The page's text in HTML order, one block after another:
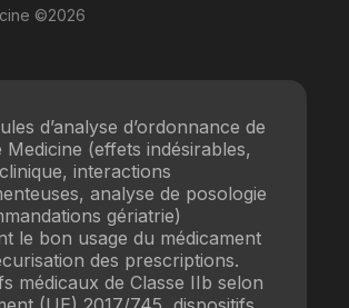
©2026
d’analyse d’ordonnance de
Medicine (effets indésirables,
interactions
analyse de posologie
gériatrie)
le bon usage du médicament
des prescriptions.
médicaux de Classe IIb selon